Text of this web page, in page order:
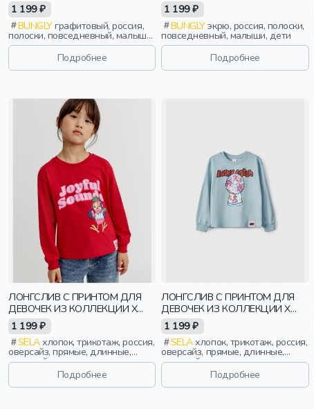
1 199 ₽
BUNGLYграфитовый, россия,
полоски, повседневный, малыши,
дети
Подробнее
1 199 ₽
BUNGLYэкрю, россия, полоски,
повседневный, малыши, дети
Подробнее
ЛОНГСЛИВ С ПРИНТОМ ДЛЯ
ДЕВОЧЕК ИЗ КОЛЛЕКЦИИ X
СОЮЗМУЛЬТФИЛЬМ
1 199 ₽
SELAхлопок, трикотаж, россия,
оверсайз, прямые, длинные,
длинный рукав, манжета, принт,
вырез, круглый вырез,
эластичные, девочки, дети
Подробнее
ЛОНГСЛИВ С ПРИНТОМ ДЛЯ
ДЕВОЧЕК ИЗ КОЛЛЕКЦИИ X
СМЕШАРИКИ
1 199 ₽
SELAхлопок, трикотаж, россия,
оверсайз, прямые, длинные,
длинный рукав, манжета, принт,
вырез, круглый вырез,
эластичные, девочки, дети
Подробнее